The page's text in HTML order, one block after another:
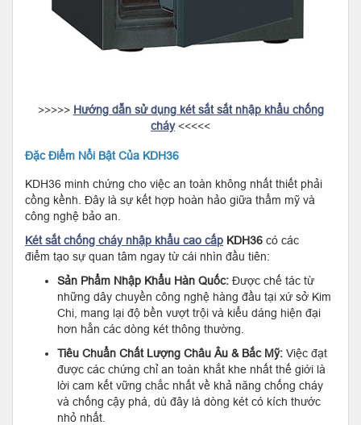
>>>>> Hướng dẫn sử dụng két sắt sắt nhập khẩu chống
cháy<<<<<
Đặc Điểm Nổi Bật Của KDH36
KDH36 minh chứng cho việc an toàn không nhất thiết phải
cồng kềnh. Đây là sự kết hợp hoàn hảo giữa thẩm mỹ và
công nghệ bảo an.
Két sắt chống cháy nhập khẩu cao cấp KDH36 có các
điểm tạo sự quan tâm ngay từ cái nhìn đầu tiên:
Sản Phẩm Nhập Khẩu Hàn Quốc: Được chế tác từ
những dây chuyền công nghệ hàng đầu tại xứ sở Kim
Chi, mang lại độ bền vượt trội và kiểu dáng hiện đại
hơn hẳn các dòng két thông thường.
Tiêu Chuẩn Chất Lượng Châu Âu & Bắc Mỹ: Việc đạt
được các chứng chỉ an toàn khắt khe nhất thế giới là
lời cam kết vững chắc nhất về khả năng chống cháy
và chống cậy phá, dù đây là dòng két có kích thước
nhỏ nhất.